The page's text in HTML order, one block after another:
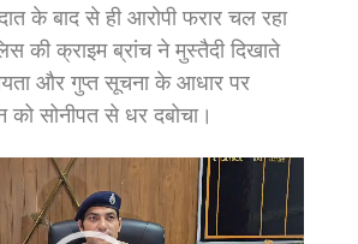
के बाद से ही आरोपी फरार चल रहा
की क्राइम ब्रांच ने मुस्तैदी दिखाते
और गुप्त सूचना के आधार पर
को सोनीपत से धर दबोचा।